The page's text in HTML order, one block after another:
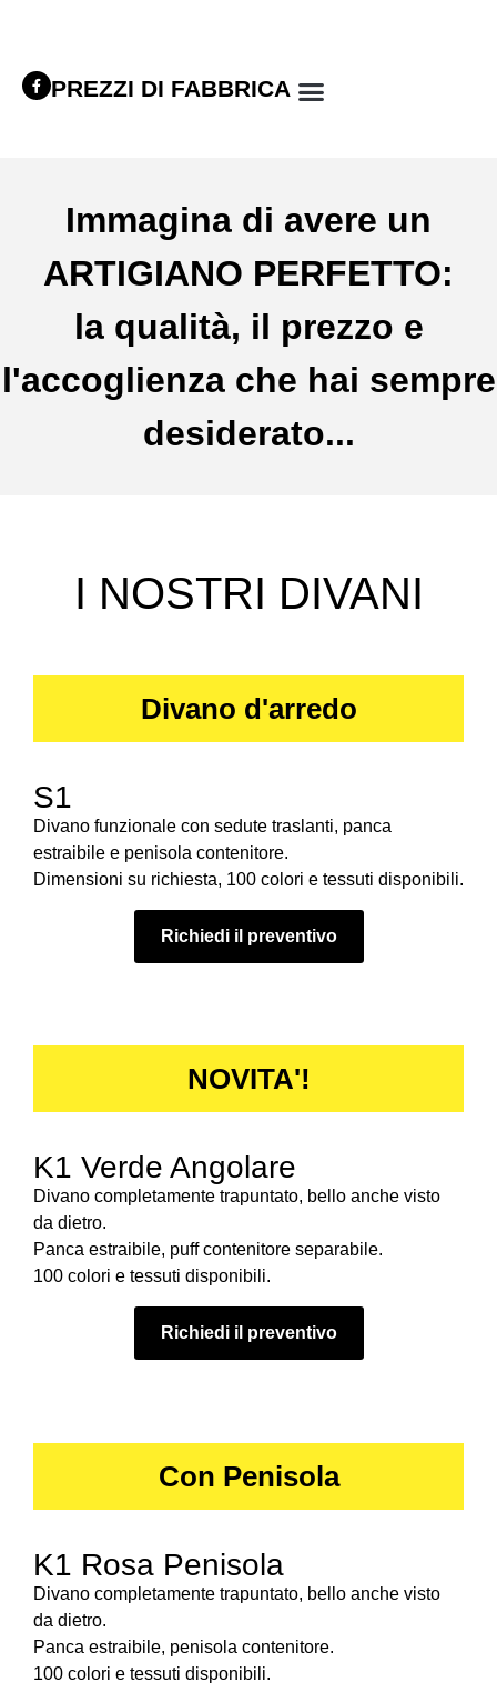
PREZZI DI FABBRICA
Immagina di avere un
ARTIGIANO PERFETTO:
la qualità, il prezzo e
l'accoglienza che hai sempre
desiderato...
I NOSTRI DIVANI
Divano d'arredo
S1
Divano funzionale con sedute traslanti, panca
estraibile e penisola contenitore.
Dimensioni su richiesta, 100 colori e tessuti disponibili.
Richiedi il preventivo
NOVITA'!
K1 Verde Angolare
Divano completamente trapuntato, bello anche visto
da dietro.
Panca estraibile, puff contenitore separabile.
100 colori e tessuti disponibili.
Richiedi il preventivo
Con Penisola
K1 Rosa Penisola
Divano completamente trapuntato, bello anche visto
da dietro.
Panca estraibile, penisola contenitore.
100 colori e tessuti disponibili.